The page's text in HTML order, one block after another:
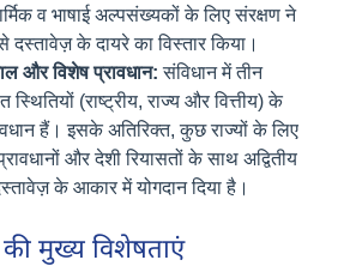
व भाषाई अल्पसंख्यकों के लिए संरक्षण ने
दस्तावेज़ के दायरे का विस्तार किया।
और विशेष प्रावधान: संविधान में तीन
(राष्ट्रीय, राज्य और वित्तीय) के
हैं। इसके अतिरिक्त, कुछ राज्यों के लिए
और देशी रियासतों के साथ अद्वितीय
के आकार में योगदान दिया है।
की मुख्य विशेषताएं